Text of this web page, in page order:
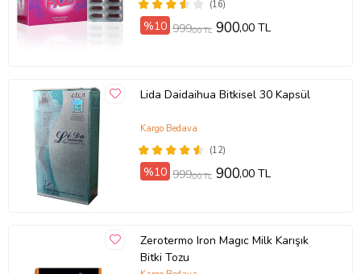
(16)
%10 999,00 TL 900,00 TL
Lida Daidaihua Bitkisel 30 Kapsül
(12)
Kargo Bedava
%10 999,00 TL 900,00 TL
Zerotermo Iron Magıc Milk Karışık
Bitki Tozu